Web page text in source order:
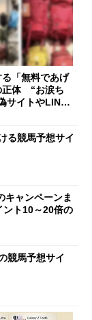
「無料であげ
正体 “お涙ち
サイトやLINE
る競馬予想サイ
キャンペーンま
ト10～20倍の
競馬予想サイ